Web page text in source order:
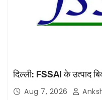
दिल्ली: FSSAI के उत्पाद
Aug 7, 2026